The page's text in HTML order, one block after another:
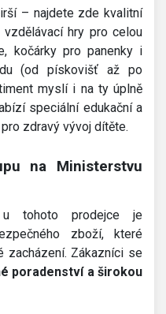
– najdete zde kvalitní
vzdělávací hry pro celou
kočárky pro panenky i
(od pískovišť až po
myslí i na ty úplně
speciální edukační a
zdravý vývoj dítěte.
na Ministerstvu
u tohoto prodejce je
zboží, které
zacházení. Zákazníci se
poradenství a širokou